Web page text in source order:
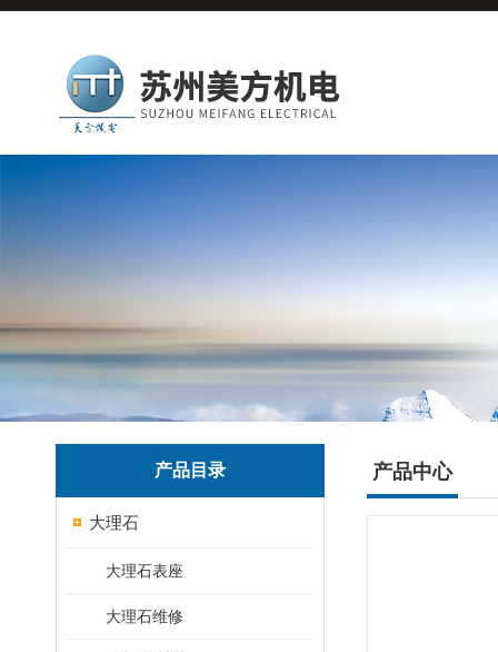
产品目录
大理石
大理石表座
大理石维修
产品中心